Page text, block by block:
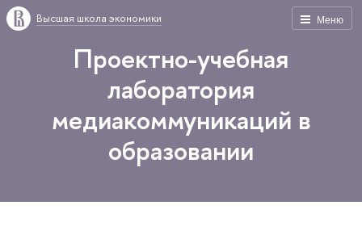
Меню
Высшая школа экономики
Проектно-учебная
лаборатория
медиакоммуникаций в
образовании